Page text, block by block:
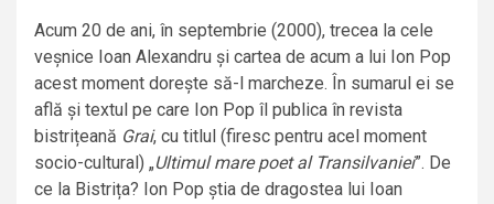
Acum 20 de ani, în septembrie (2000), trecea la cele
veșnice Ioan Alexandru și cartea de acum a lui Ion Pop
acest moment dorește să-l marcheze. În sumarul ei se
află și textul pe care Ion Pop îl publica în revista
bistrițeană Grai, cu titlul (firesc pentru acel moment
socio-cultural) „Ultimul mare poet al Transilvaniei”. De
ce la Bistrița? Ion Pop știa de dragostea lui Ioan